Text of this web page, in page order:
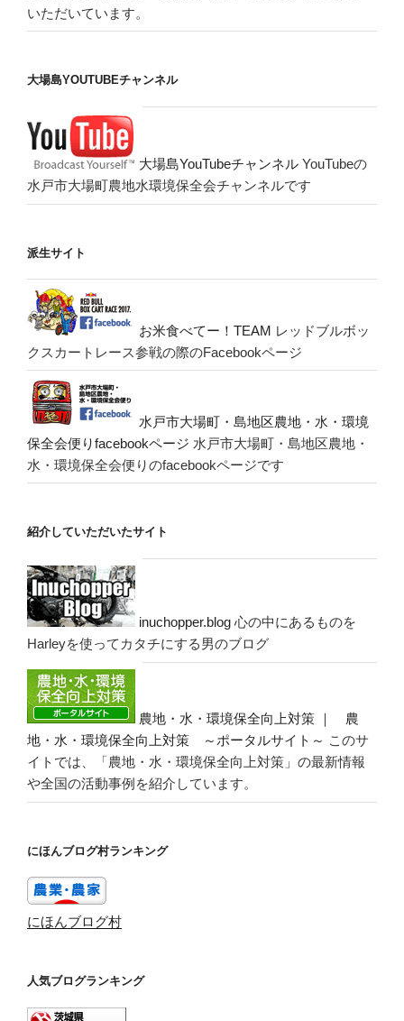
いただいています。
大場島YOUTUBEチャンネル
大場島YouTubeチャンネル YouTubeの
水戸市大場町農地水環境保全会チャンネルです
派生サイト
お米食べてー！TEAM レッドブルボッ
クスカートレース参戦の際のFacebookページ
水戸市大場町・島地区農地・水・環境
保全会便りfacebookページ 水戸市大場町・島地区農地・
水・環境保全会便りのfacebookページです
紹介していただいたサイト
inuchopper.blog 心の中にあるものを
Harleyを使ってカタチにする男のブログ
農地・水・環境保全向上対策 ｜ 農
地・水・環境保全向上対策 ～ポータルサイト～ このサ
イトでは、「農地・水・環境保全向上対策」の最新情報
や全国の活動事例を紹介しています。
にほんブログ村ランキング
にほんブログ村
人気ブログランキング